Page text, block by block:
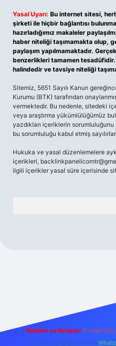
Yasal Uyarı: Bu internet sitesi,
şirketi ile hiçbir bağlantısı
hazırladığımız makaleler
haber niteliği taşımamakta olup,
paylaşım yapılmamaktadır.
benzerlikleri tamamen
halindedir ve tavsiye niteliği
Sitemiz, 5651 Sayılı Kanun
Kurumu (BTK) tarafından
vermektedir. Bu nedenle, sitedeki
veya araştırma yükümlülüğümüz
yazdıkları içeriklerin
bu sorumluluğu kabul etmiş
Hukuka ve yasal düzenlemelere
içerikleri,
ilgili içerikler yasal süre içerisinde
Reklam ve İletişim: E-mail:
forumhizmeti@gmail.com